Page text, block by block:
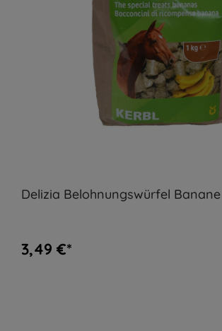
Delizia Belohnungswürfel Banane
3,49 €*